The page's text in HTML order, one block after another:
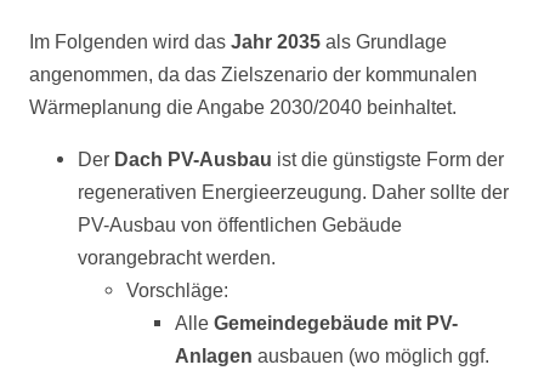
Im Folgenden wird dasJahr 2035 als Grundlage
angenommen, da das Zielszenario der kommunalen
Wärmeplanung die Angabe 2030/2040 beinhaltet.
Der Dach PV-Ausbau ist die günstigste Form der
regenerativen Energieerzeugung. Daher sollte der
PV-Ausbau von öffentlichen Gebäude
vorangebracht werden.
Vorschläge:
AlleGemeindegebäude mit PV-
Anlagen ausbauen (wo möglich ggf.